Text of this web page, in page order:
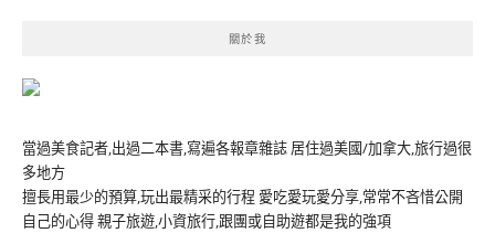
關於我
當過美食記者,出過二本書,寫遍各報章雜誌 居住過美國/加拿大,旅行過很
多地方
擅長用最少的預算,玩出最精采的行程 愛吃愛玩愛分享,常常不吝惜公開
自己的心得 親子旅遊,小資旅行,跟團或自助遊都是我的強項